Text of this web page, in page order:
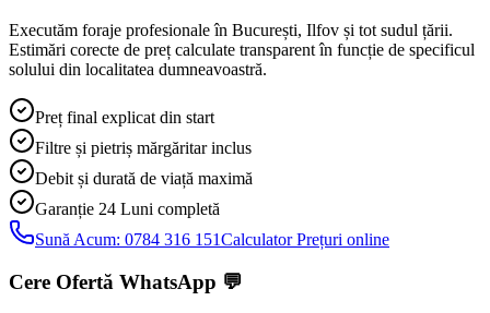
Executăm foraje profesionale în București, Ilfov și tot sudul țării.
Estimări corecte de preț calculate transparent în funcție de specificul
solului din localitatea dumneavoastră.
Preț final explicat din start
Filtre și pietriș mărgăritar inclus
Debit și durată de viață maximă
Garanție 24 Luni completă
Sună Acum: 0784 316 151Calculator Prețuri online
Cere Ofertă WhatsApp 💬